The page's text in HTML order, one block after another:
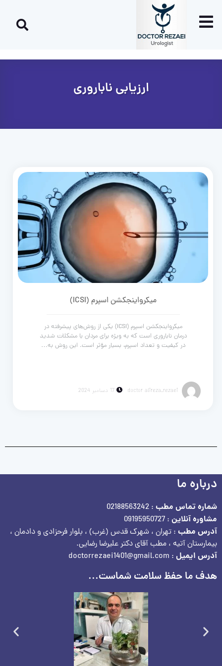
ارزیابی ناباروری
میکرواینجکشن اسپرم (ICSI)
میکرواینجکشن اسپرم (ICSI) یکی از روش‌های پیشرفته در
درمان ناباروری است که به ویژه برای مردان با مشکلات شدید
در کیفیت و تعداد اسپرم، بسیار مؤثر است. این روش به…
doctor alireza_rezaei 17 دسامبر 2024
درباره ما
شماره تماس مطب : 02188563242
مشاوره آنلاین : 09195950727
آدرس مطب : تهران ، شهرک قدس (غرب) ، بلوار فرحزادی و دادمان ،
بیمارستان آتیه ، مطب آقای دکتر علیرضا رضایی.
آدرس ایمیل : doctorrezaei1401@gmail.com
هدف ما حفظ سلامت شماست...